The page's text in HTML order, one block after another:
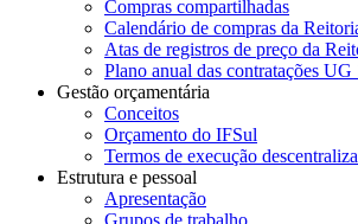
Compras compartilhadas
Calendário de compras da
Atas de registros de preço da
Plano anual das contratações
Gestão orçamentária
Conceitos
Orçamento do IFSul
Termos de execução
Estrutura e pessoal
Apresentação
Grupos de trabalho